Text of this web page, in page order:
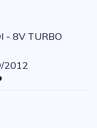
- 8V TURBO
2012